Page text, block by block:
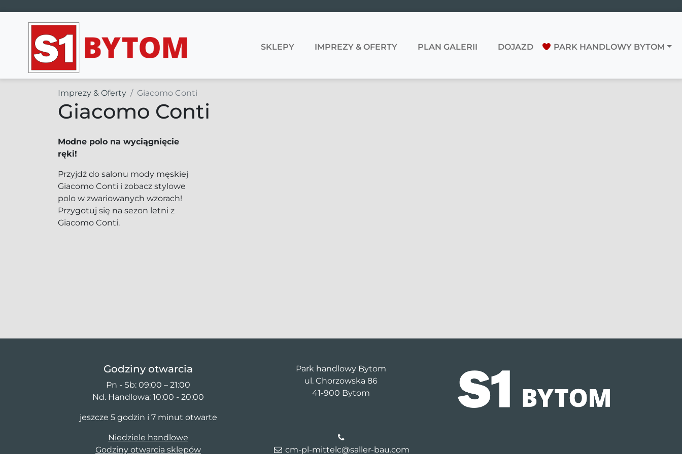
Main Navigation SKLEPY IMPREZY & OFERTY PLAN GALERII DOJAZD PARK HANDLOWY BYTOM
Imprezy & Oferty Giacomo Conti
Giacomo Conti
Modne polo na wyciągnięcie
ręki!
Przyjdź do salonu mody męskiej
Giacomo Conti i zobacz stylowe
polo w zwariowanych wzorach!
Przygotuj się na sezon letni z
Giacomo Conti.
Godziny otwarcia
Pn - Sb: 09:00 – 21:00
Nd. Handlowa: 10:00 - 20:00
jeszcze 5 godzin i 7 minut otwarte
Niedziele handlowe
Godziny otwarcia sklepów
Park handlowy Bytom
ul. Chorzowska 86
41-900 Bytom
cm-pl-mittelc@saller-bau.com